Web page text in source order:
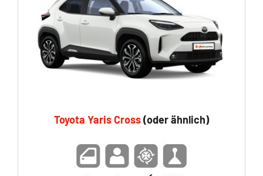
Toyota Yaris Cross(oder ähnlich)